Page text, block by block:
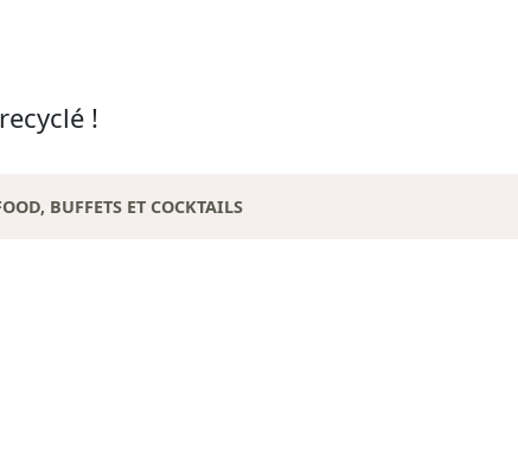
!
BUFFETS ET COCKTAILS